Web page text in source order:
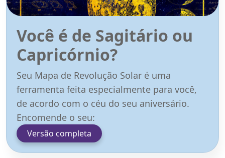
Você é de Sagitário ou
Capricórnio?
Seu Mapa de Revolução Solar é uma
ferramenta feita especialmente para você,
de acordo com o céu do seu aniversário.
Encomende o seu:
Versão completa